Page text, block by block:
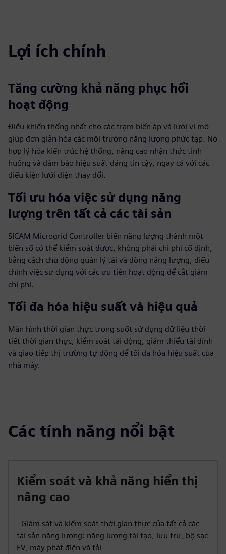
Lợi ích chính
Tăng cường khả năng phục hồi
hoạt động
Điều khiển thống nhất cho các trạm biến áp và lưới vi mô
giúp đơn giản hóa các môi trường năng lượng phức tạp. Nó
hợp lý hóa kiến trúc hệ thống, nâng cao nhận thức tình
huống và đảm bảo hiệu suất đáng tin cậy, ngay cả với các
điều kiện lưới điện thay đổi.
Tối ưu hóa việc sử dụng năng
lượng trên tất cả các tài sản
SICAM Microgrid Controller biến năng lượng thành một
biến số có thể kiểm soát được, không phải chi phí cố định,
bằng cách chủ động quản lý tải và dòng năng lượng, điều
chỉnh việc sử dụng với các ưu tiên hoạt động để cắt giảm
chi phí.
Tối đa hóa hiệu suất và hiệu quả
Màn hình thời gian thực trong suốt sử dụng dữ liệu thời
tiết thời gian thực, kiểm soát tải động, giảm thiểu tải đỉnh
và giao tiếp thị trường tự động để tối đa hóa hiệu suất của
nhà máy.
Các tính năng nổi bật
Kiểm soát và khả năng hiển thị
nâng cao
- Giám sát và kiểm soát thời gian thực của tất cả các
tài sản năng lượng: năng lượng tái tạo, lưu trữ, bộ sạc
EV, máy phát điện và tải